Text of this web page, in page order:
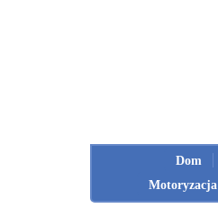
Dom
Motoryzacja